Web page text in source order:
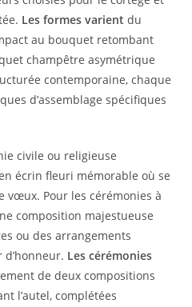
Les formes varient du
au bouquet retombant
champêtre asymétrique
contemporaine, chaque
d’assemblage spécifiques
civile ou religieuse
écrin fleuri mémorable où se
vœux. Pour les cérémonies à
composition majestueuse
ou des arrangements
d’honneur. Les cérémonies
de deux compositions
l’autel, complétées